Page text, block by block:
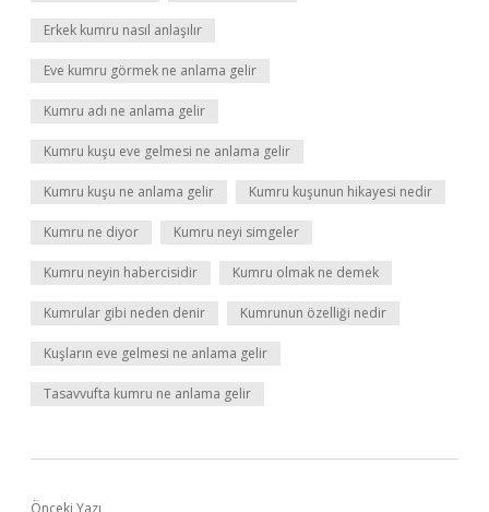
Erkek kumru nasıl anlaşılır
Eve kumru görmek ne anlama gelir
Kumru adı ne anlama gelir
Kumru kuşu eve gelmesi ne anlama gelir
Kumru kuşu ne anlama gelir Kumru kuşunun hikayesi nedir
Kumru ne diyor Kumru neyi simgeler
Kumru neyin habercisidir Kumru olmak ne demek
Kumrular gibi neden denir Kumrunun özelliği nedir
Kuşların eve gelmesi ne anlama gelir
Tasavvufta kumru ne anlama gelir
Önceki Yazı